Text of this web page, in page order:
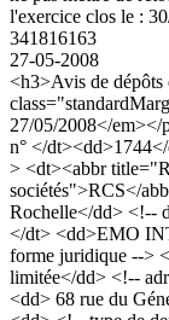
l'exercice clos le :
341816163
27-05-2008
<h3>Avis de dépôts
27/05/2008</
n° </
> <dt><abbr
sociétés">RCS</
Rochelle</dd> <!--
</dt> <dd>EMO
forme juridique -->
limitée</dd> <!--
<dd> 68 rue du